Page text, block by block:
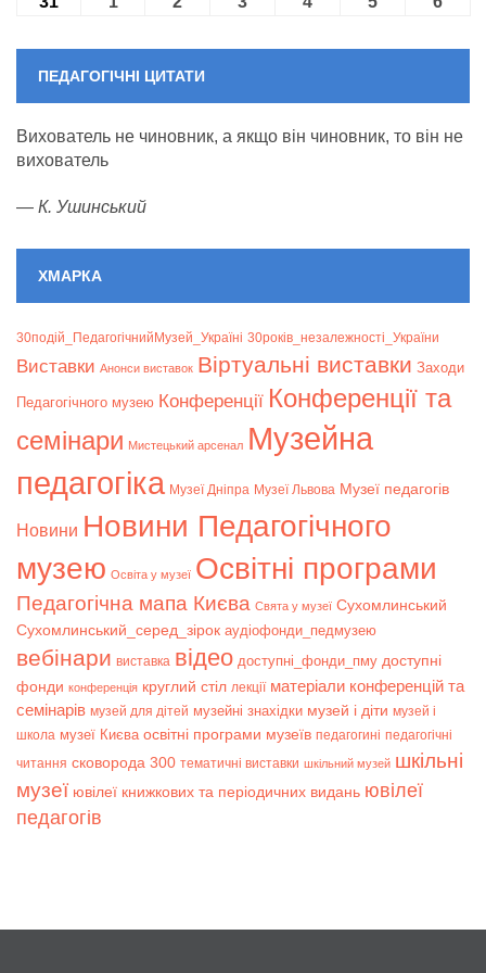
ПЕДАГОГІЧНІ ЦИТАТИ
Вихователь не чиновник, а якщо він чиновник, то він не
вихователь
— К. Ушинський
ХМАРКА
30подій_ПедагогічнийМузей_Україні 30років_незалежності_України
Bиставки Анонси виставок Віртуальні виставки Заходи
Педагогічного музею Конференції Конференції та
семінари Мистецький арсенал Музейна
педагогіка Музеї Дніпра Музеї Львова Музеї педагогів
Новини Новини Педагогічного
музею Освіта у музеї Освітні програми
Педагогічна мапа Києва Свята у музеї Сухомлинський
Сухомлинський_серед_зірок аудіофонди_педмузею
вебінари виставка відео доступні_фонди_пму доступні
фонди конференція круглий стіл лекції матеріали конференцій та
семінарів музей для дітей музейні знахідки музей і діти музей і
школа музеї Києва освітні програми музеїв педагогині педагогічні
читання сковорода 300 тематичні виставки шкільний музей шкільні
музеї ювілеї книжкових та періодичних видань ювілеї
педагогів